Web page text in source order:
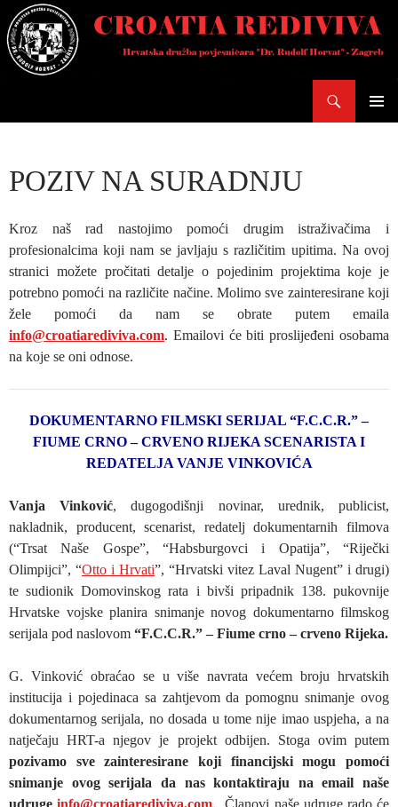
Skoči
do
sadržaja
POZIV NA SURADNJU
Kroz naš rad nastojimo pomoći drugim istraživačima i
profesionalcima koji nam se javljaju s različitim upitima. Na ovoj
stranici možete pročitati detalje o pojedinim projektima koje je
potrebno pomoći na različite načine. Molimo sve zainteresirane koji
žele pomoći da nam se obrate putem emaila
info@croatiarediviva.com. Emailovi će biti proslijeđeni osobama
na koje se oni odnose.
DOKUMENTARNO FILMSKI SERIJAL “F.C.C.R.” –
FIUME CRNO – CRVENO RIJEKA SCENARISTA I
REDATELJA VANJE VINKOVIĆA
Vanja Vinković, dugogodišnji novinar, urednik, publicist,
nakladnik, producent, scenarist, redatelj dokumentarnih filmova
(“Trsat Naše Gospe”, “Habsburgovci i Opatija”, “Riječki
Olimpijci”, “Otto i Hrvati”, “Hrvatski vitez Laval Nugent” i drugi)
te sudionik Domovinskog rata i bivši pripadnik 138. pukovnije
Hrvatske vojske planira snimanje novog dokumentarno filmskog
serijala pod naslovom “F.C.C.R.” – Fiume crno – crveno Rijeka.
G. Vinković obraćao se u više navrata većem broju hrvatskih
institucija i pojedinaca sa zahtjevom da pomognu snimanje ovog
dokumentarnog serijala, no dosada u tome nije imao uspjeha, a na
natječaju HRT-a njegov je projekt odbijen. Stoga ovim putem
pozivamo sve zainteresirane koji financijski mogu pomoći
snimanje ovog serijala da nas kontaktiraju na email naše
udrugeinfo@croatiarediviva.com. Članovi naše udruge rado će